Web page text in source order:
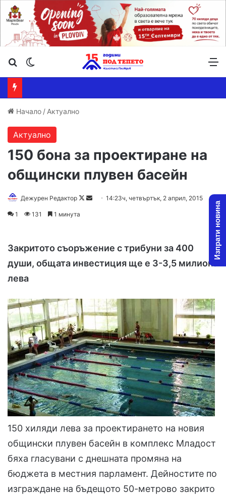
Търсене ...
Начало / Актуално
Актуално
150 бона за проектиране на
общински плувен басейн
Дежурен Редактор
F
o a
i
l
14:23ч, четвъртък, 2 април, 2015
1 131 1 минута
Закритото съоръжение с трибуни за 400
души, общата инвестиция ще е 3-3,5 милиона
лева
150 хиляди лева за проектирането на новия
общински плувен басейн в комплекс Младост
бяха гласувани с днешната промяна на
бюджета в местния парламент. Дейностите по
изграждане на бъдещото 50-метрово закрито
Изпрати новина